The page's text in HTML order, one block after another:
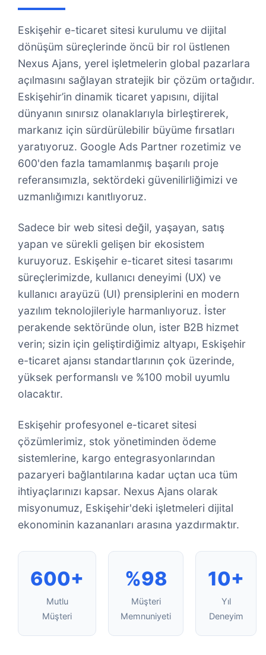
Eskişehir e-ticaret sitesi kurulumu ve dijital
dönüşüm süreçlerinde öncü bir rol üstlenen
Nexus Ajans, yerel işletmelerin global pazarlara
açılmasını sağlayan stratejik bir çözüm ortağıdır.
Eskişehir’in dinamik ticaret yapısını, dijital
dünyanın sınırsız olanaklarıyla birleştirerek,
markanız için sürdürülebilir büyüme fırsatları
yaratıyoruz. Google Ads Partner rozetimiz ve
600'den fazla tamamlanmış başarılı proje
referansımızla, sektördeki güvenilirliğimizi ve
uzmanlığımızı kanıtlıyoruz.
Sadece bir web sitesi değil, yaşayan, satış
yapan ve sürekli gelişen bir ekosistem
kuruyoruz. Eskişehir e-ticaret sitesi tasarımı
süreçlerimizde, kullanıcı deneyimi (UX) ve
kullanıcı arayüzü (UI) prensiplerini en modern
yazılım teknolojileriyle harmanlıyoruz. İster
perakende sektöründe olun, ister B2B hizmet
verin; sizin için geliştirdiğimiz altyapı, Eskişehir
e-ticaret ajansı standartlarının çok üzerinde,
yüksek performanslı ve %100 mobil uyumlu
olacaktır.
Eskişehir profesyonel e-ticaret sitesi
çözümlerimiz, stok yönetiminden ödeme
sistemlerine, kargo entegrasyonlarından
pazaryeri bağlantılarına kadar uçtan uca tüm
ihtiyaçlarınızı kapsar. Nexus Ajans olarak
misyonumuz, Eskişehir'deki işletmeleri dijital
ekonominin kazananları arasına yazdırmaktır.
600+
Mutlu
Müşteri
%98
Müşteri
Memnuniyeti
10+
Yıl
Deneyim